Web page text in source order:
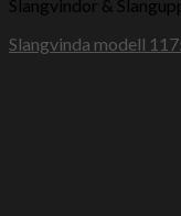
Slangvindor &
Slangvinda modell